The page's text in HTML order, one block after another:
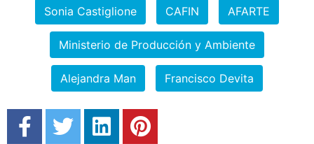
Sonia Castiglione CAFIN AFARTE
Ministerio de Producción y Ambiente
Alejandra Man Francisco Devita